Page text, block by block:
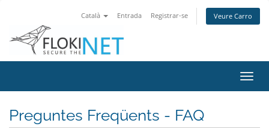
Català Entrada Registrar-se Veure Carro
la
Preguntes Freqüents - FAQ